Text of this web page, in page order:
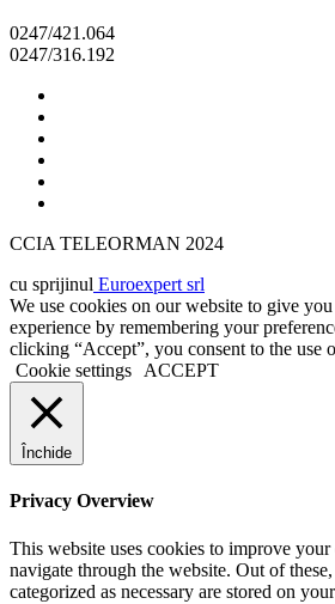
0247/421.064
0247/316.192
CCIA TELEORMAN 2024
cu sprijinul Euroexpert srl
We use cookies on our website to give
experience by remembering your
clicking “Accept”, you consent to the use
Cookie settings
ACCEPT
Închide
Privacy Overview
This website uses cookies to improve
navigate through the website. Out of
categorized as necessary are stored on